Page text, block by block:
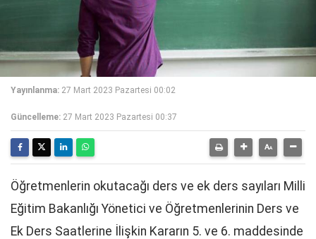
Yayınlanma: 27 Mart 2023 Pazartesi 00:02
Güncelleme: 27 Mart 2023 Pazartesi 00:37
Öğretmenlerin okutacağı ders ve ek ders sayıları Milli
Eğitim Bakanlığı Yönetici ve Öğretmenlerinin Ders ve
Ek Ders Saatlerine İlişkin Kararın 5. ve 6. maddesinde